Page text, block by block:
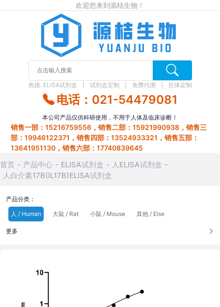
欢迎您来到源桔生物！
热搜: ELISA试剂盒 试剂盒定制 免费代测 抗体定制
电话：021-54479081
本公司产品仅供科研使用，不用于人体及临床诊断！
销售一部：15216759556，销售二部：15921990938，销售三
部：19946122371，销售四部：13524933321，销售五部：
13641951130，销售六部：17740839645
首页 产品中心 ELISA试剂盒
人ELISA试剂盒
人白介素17B(IL17B)ELISA试剂盒
产品分类：
人 / Human
大鼠 / Rat 小鼠 / Mouse 其他 / Else
更多